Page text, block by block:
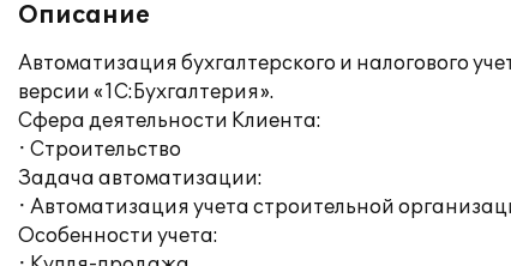
Описание
Автоматизация бухгалтерского и налогового
версии «1С:Бухгалтерия».
Сфера деятельности Клиента:
· Строительство
Задача автоматизации:
· Автоматизация учета строительной
Особенности учета: